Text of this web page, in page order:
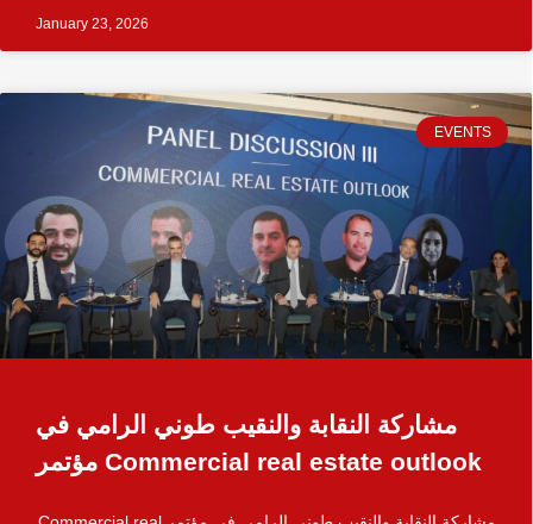
January 23, 2026
EVENTS
مشاركة النقابة والنقيب طوني الرامي في
مؤتمر Commercial real estate outlook